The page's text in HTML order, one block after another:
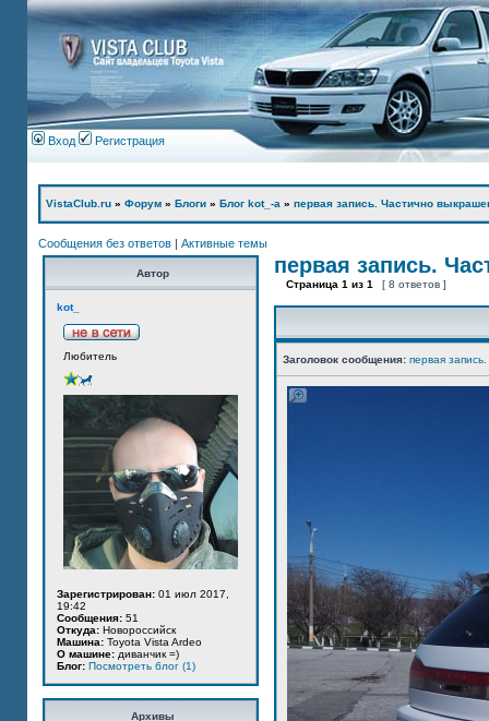
Вход Регистрация
VistaClub.ru » Форум » Блоги » Блог kot_-а » первая запись. Частично
Сообщения без ответов | Активные темы
Автор
kot_
Любитель
Зарегистрирован: 01 июл 2017,
19:42
Сообщения: 51
Откуда: Новороссийск
Машина: Toyota Vista Ardeo
О машине: диванчик =)
Блог: Посмотреть блог (1)
Архивы
первая запись.
Страница 1 из 1 [ 8 ответов ]
Заголовок сообщения: первая